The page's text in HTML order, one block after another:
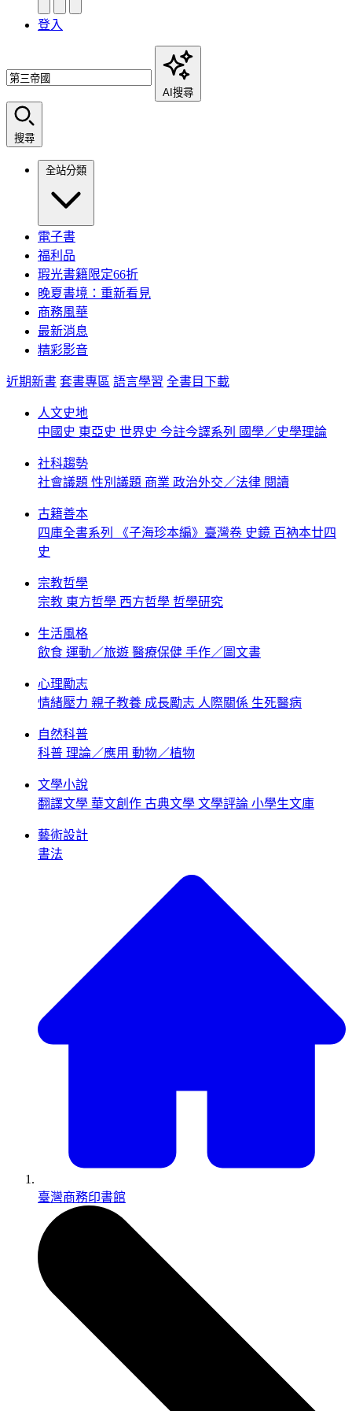
登入
AI搜尋
搜尋
全站分類
電子書
福利品
瑕光書籍限定66折
晚夏書境：重新看見
商務風華
最新消息
精彩影音
近期新書 套書專區 語言學習 全書目下載
人文史地
中國史 東亞史 世界史 今註今譯系列 國學／史學理論
社科趨勢
社會議題 性別議題 商業 政治外交／法律 閱讀
古籍善本
四庫全書系列
《子海珍本編》臺灣卷 史鏡 百衲本廿四
史
宗教哲學
宗教 東方哲學 西方哲學 哲學研究
生活風格
飲食 運動／旅遊 醫療保健 手作／圖文書
心理勵志
情緒壓力 親子教養 成長勵志 人際關係 生死醫病
自然科普
科普 理論／應用 動物／植物
文學小說
翻譯文學 華文創作 古典文學 文學評論 小學生文庫
藝術設計
書法
臺灣商務印書館